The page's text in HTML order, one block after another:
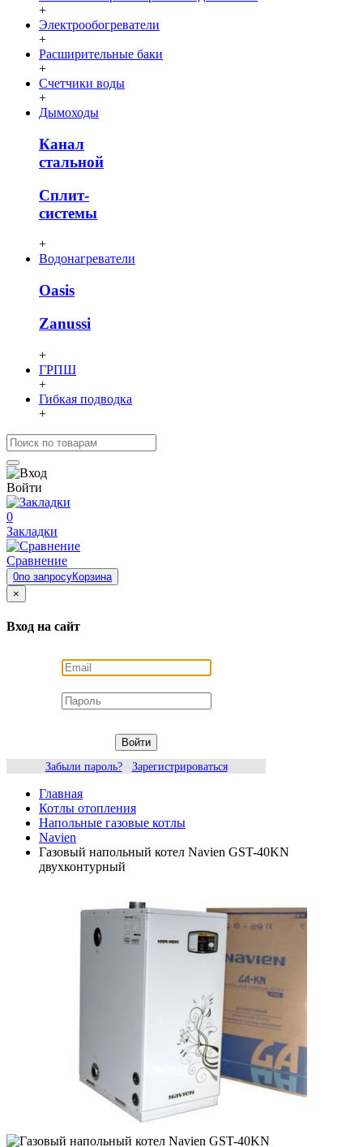
+
Электрообогреватели
+
Расширительные баки
+
Счетчики воды
+
Дымоходы
Канал
стальной
Сплит-
системы
+
Водонагреватели
Oasis
Zanussi
+
ГРПШ
+
Гибкая подводка
+
Войти
0
Закладки
Сравнение
0по запросуКорзина
×
Вход на сайт
Войти
Забыли пароль?
Зарегистрироваться
Главная
Котлы отопления
Напольные газовые котлы
Navien
Газовый напольный котел Navien GST-40KN
двухконтурный